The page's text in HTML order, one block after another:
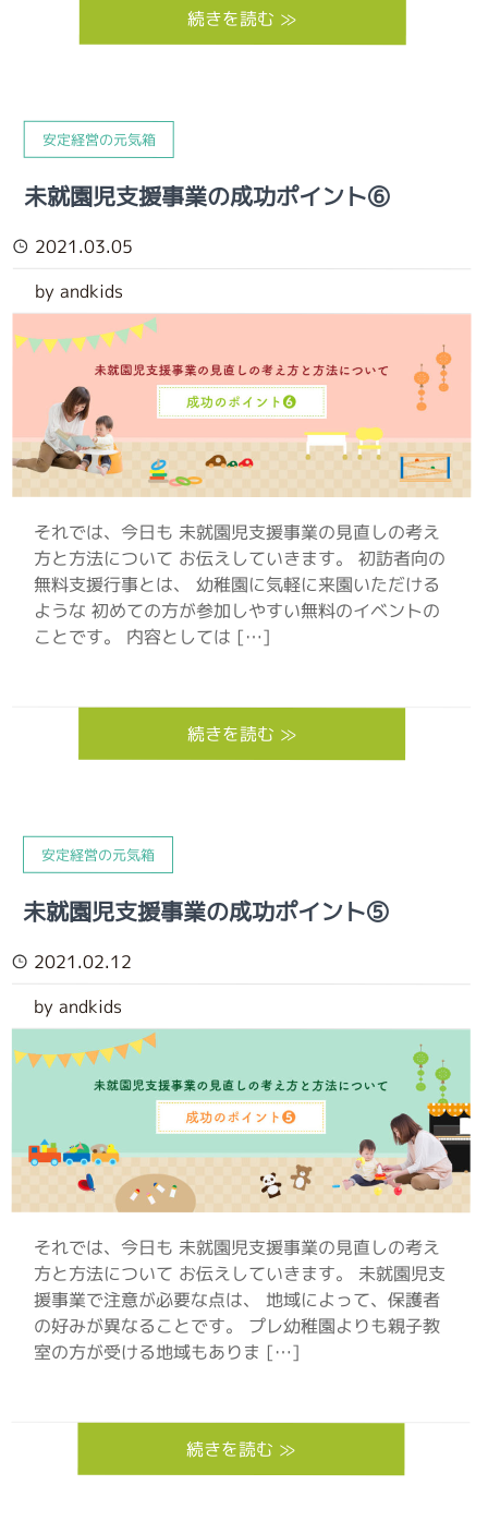
続きを読む ≫
安定経営の元気箱
未就園児支援事業の成功ポイント⑥
2021.03.05
by andkids
それでは、今日も 未就園児支援事業の見直しの考え
方と方法について お伝えしていきます。 初訪者向の
無料支援行事とは、 幼稚園に気軽に来園いただける
ような 初めての方が参加しやすい無料のイベントの
ことです。 内容としては […]
続きを読む ≫
安定経営の元気箱
未就園児支援事業の成功ポイント⑤
2021.02.12
by andkids
それでは、今日も 未就園児支援事業の見直しの考え
方と方法について お伝えしていきます。 未就園児支
援事業で注意が必要な点は、 地域によって、保護者
の好みが異なることです。 プレ幼稚園よりも親子教
室の方が受ける地域もありま […]
続きを読む ≫